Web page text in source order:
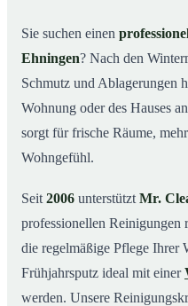
03Was kostet ein
04Warum Mr. Cleaner in
05Typische Anlässe für
Jetzt Angebot einholen
Sie suchen einen
Ehningen? Nach den
Schmutz und Ablagerungen
Wohnung oder des Hauses
sorgt für frische Räume,
Wohngefühl.
Seit 2006 unterstützt Mr.
professionellen Reinigungen
die regelmäßige Pflege Ihrer
Frühjahrsputz ideal mit einer
werden. Unsere